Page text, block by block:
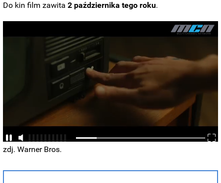
Do kin film zawita2 października tego roku.
zdj. Warner Bros.